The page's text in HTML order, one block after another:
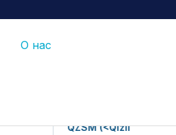
О нас
QZSM